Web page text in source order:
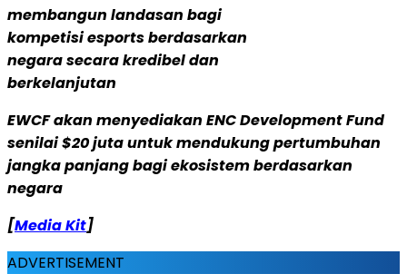
membangun landasan bagi
kompetisi esports berdasarkan
negara secara kredibel dan
berkelanjutan
EWCF akan menyediakan ENC Development Fund
senilai $20 juta untuk mendukung pertumbuhan
jangka panjang bagi ekosistem berdasarkan
negara
[Media Kit]
ADVERTISEMENT